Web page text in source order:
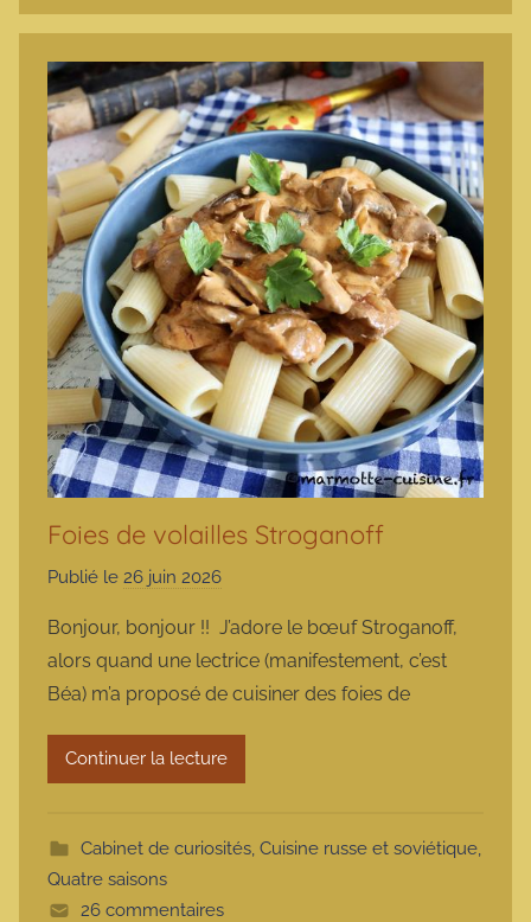
Foies de volailles Stroganoff
Publié le 26 juin 2026
r
m
a
r
m
t
Bonjour, bonjour !! J’adore le bœuf Stroganoff,
alors quand une lectrice (manifestement, c’est
Béa) m’a proposé de cuisiner des foies de
Continuer la lecture
Cabinet de curiosités, Cuisine russe et soviétique,
Quatre saisons
26 commentaires